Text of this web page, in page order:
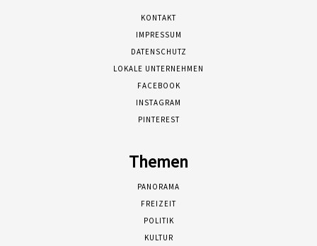
KONTAKT
IMPRESSUM
DATENSCHUTZ
LOKALE UNTERNEHMEN
FACEBOOK
INSTAGRAM
PINTEREST
Themen
PANORAMA
FREIZEIT
POLITIK
KULTUR